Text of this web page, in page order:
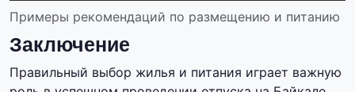
Примеры рекомендаций по размещению и питанию
Заключение
Правильный выбор жилья и питания играет важную